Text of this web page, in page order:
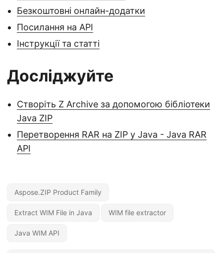
Безкоштовні онлайн-додатки
Посилання на API
Інструкції та статті
Досліджуйте
Створіть Z Archive за допомогою бібліотеки
Java ZIP
Перетворення RAR на ZIP у Java - Java RAR
API
Aspose.ZIP Product Family
Extract WIM File in Java WIM file extractor
Java WIM API